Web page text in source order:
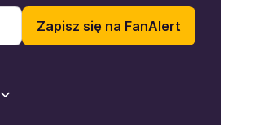
Zapisz się na FanAlert